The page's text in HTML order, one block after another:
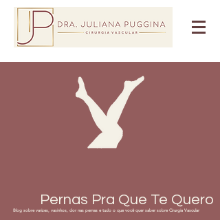
Pernas Pra Que Te Quero
Blog sobre varizes, vasinhos, dor nas pernas e tudo o que você quer saber sobre Cirurgia Vascular